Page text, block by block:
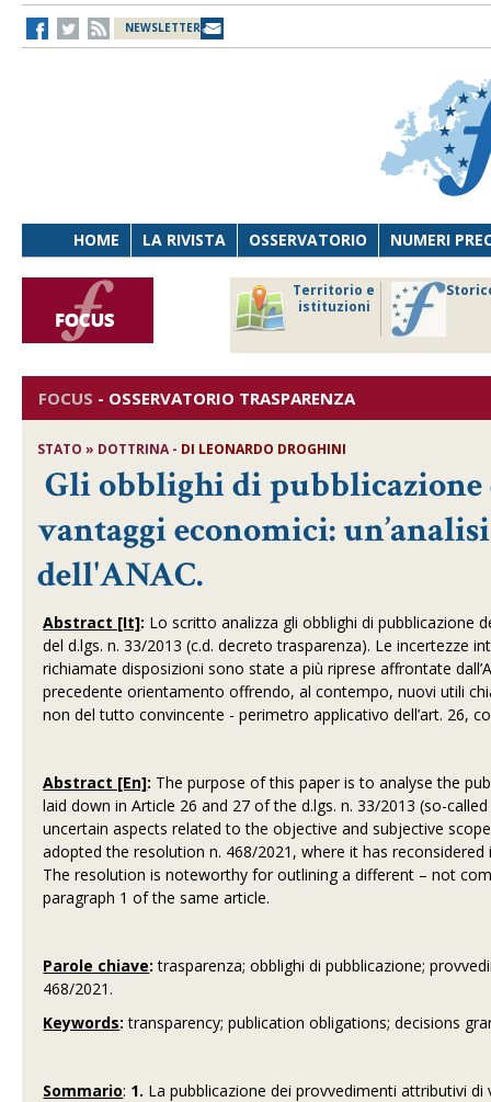
NEWSLETTER
HOME LA RIVISTA OSSERVATORIO NUMERI
Territorio e
istituzioni
FOCUS - OSSERVATORIO TRASPARENZA
STATO » DOTTRINA - DI LEONARDO DROGHINI
Gli obblighi di
vantaggi economici:
dell'ANAC.
Abstract [It]: Lo scritto analizza gli obblighi di pubblicazione
del d.lgs. n. 33/2013 (c.d. decreto trasparenza). Le incertezze
richiamate disposizioni sono state a più riprese affrontate
precedente orientamento offrendo, al contempo, nuovi utili
non del tutto convincente - perimetro applicativo dell’art. 26,
Abstract [En]: The purpose of this paper is to analyse the
laid down in Article 26 and 27 of the d.lgs. n. 33/2013 (so-
uncertain aspects related to the objective and subjective
adopted the resolution n. 468/2021, where it has
The resolution is noteworthy for outlining a different – not
paragraph 1 of the same article.
Parole chiave: trasparenza; obblighi di pubblicazione;
468/2021.
Keywords: transparency; publication obligations; decisions
Sommario: 1. La pubblicazione dei provvedimenti attributivi